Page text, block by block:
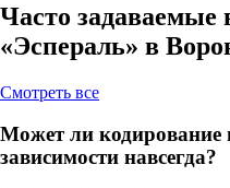
Часто задаваемые
«Эспераль» в
Cмотреть все
Может ли кодирование
зависимости навсегда?